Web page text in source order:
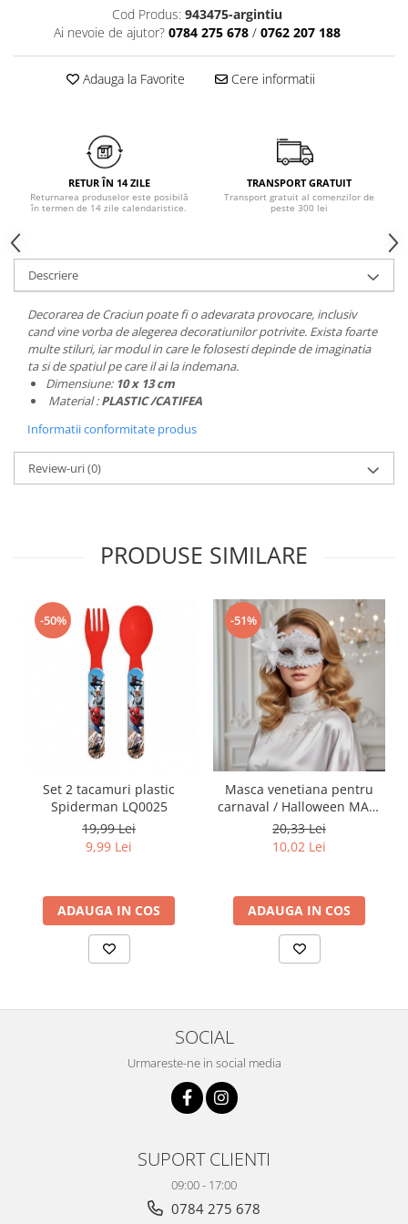
Dresuri
Chiloți tanga
Corsete
Pret unic 9.99 Lei
Seturi și Compleuri
Cod Produs: 943475-argintiu
Ai nevoie de ajutor? 0784 275 678 / 0762 207 188
Adauga la Favorite Cere informatii
RETUR ÎN 14 ZILE
Returnarea produselor este posibilă
în termen de 14 zile calendaristice.
TRANSPORT GRATUIT
Transport gratuit al comenzilor de
peste 300 lei
Descriere
Decorarea de Craciun poate fi o adevarata provocare, inclusiv
cand vine vorba de alegerea decoratiunilor potrivite. Exista foarte
multe stiluri, iar modul in care le folosesti depinde de imaginatia
ta si de spatiul pe care il ai la indemana.
Dimensiune: 10 x 13 cm
Material :PLASTIC /CATIFEA
Informatii conformitate produs
Review-uri(0)
PRODUSE SIMILARE
-50%
Set 2 tacamuri plastic
Spiderman LQ0025
19,99 Lei
9,99 Lei
ADAUGA IN COS
-51%
Masca venetiana pentru
carnaval / Halloween MAS-
102alb
20,33 Lei
10,02 Lei
ADAUGA IN COS
SOCIAL
Urmareste-ne in social media
SUPORT CLIENTI
09:00 - 17:00
0784 275 678